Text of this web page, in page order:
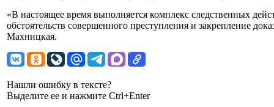
«В настоящее время выполняется комплекс следственных
обстоятельств совершенного преступления и закрепление
Махницкая.
Нашли ошибку в тексте?
Выделите ее и нажмите Ctrl+Enter